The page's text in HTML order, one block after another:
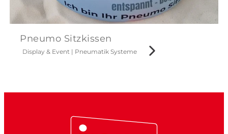
Pneumo Sitzkissen
Display & Event | Pneumatik Systeme